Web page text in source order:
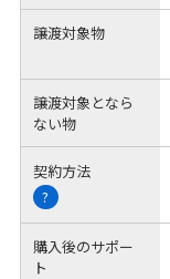
譲渡対象物
譲渡対象となら
ない物
契約方法
?
購入後のサポー
ト